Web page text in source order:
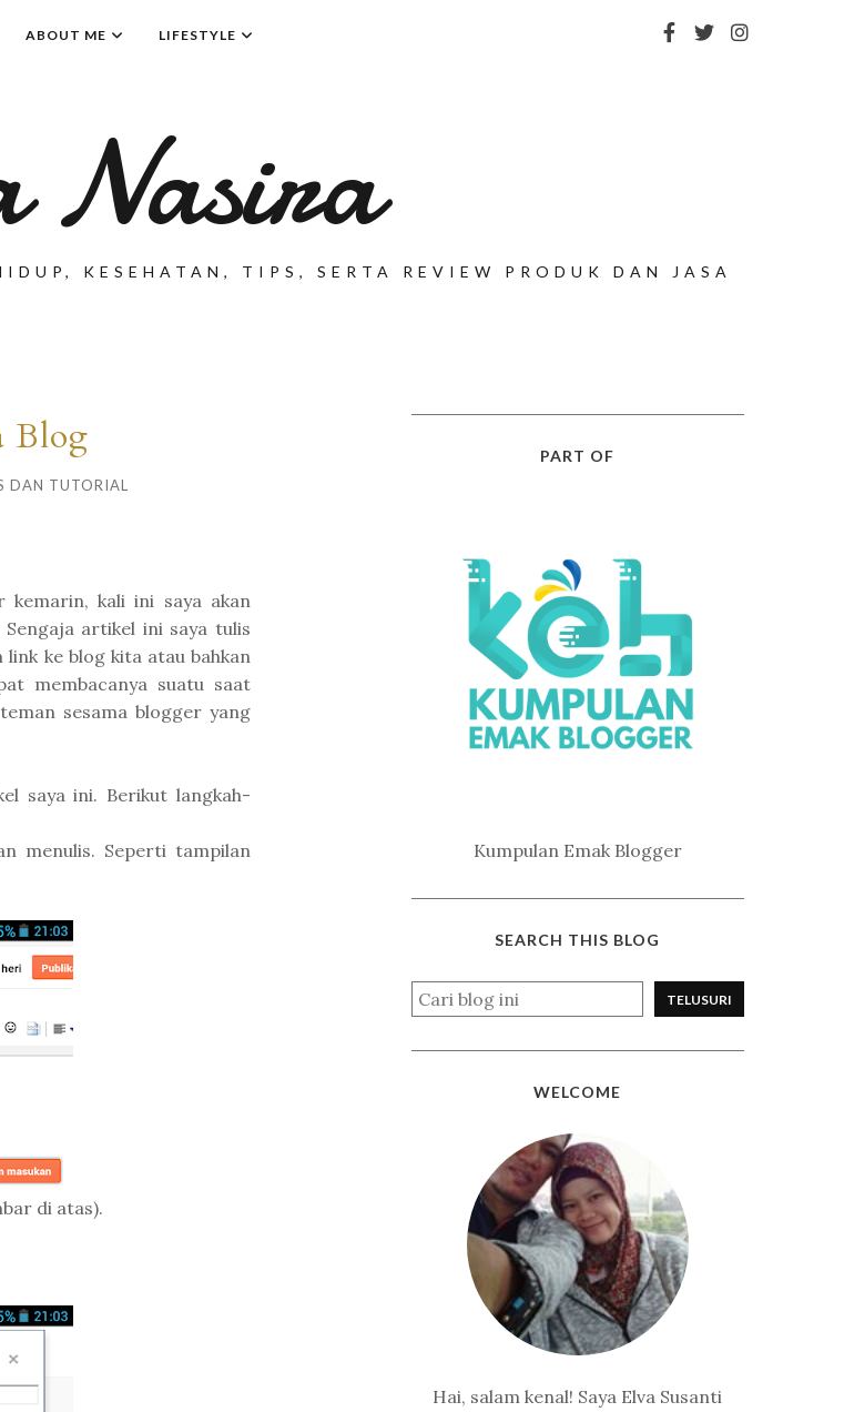
ABOUT ME LIFESTYLE
Nasira
KESEHATAN, TIPS, SERTA REVIEW PRODUK DAN JASA
Blog
DAN TUTORIAL
kali ini saya akan
artikel ini saya tulis
ke blog kita atau bahkan
membacanya suatu saat
sesama blogger yang
saya ini. Berikut langkah-
menulis. Seperti tampilan
di atas).
PART OF
Kumpulan Emak Blogger
SEARCH THIS BLOG
WELCOME
Hai, salam kenal! Saya Elva Susanti